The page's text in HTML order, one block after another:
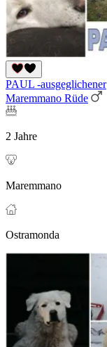
PAUL -ausgeglichener
Maremmano Rüde
2 Jahre
Maremmano
Ostramonda